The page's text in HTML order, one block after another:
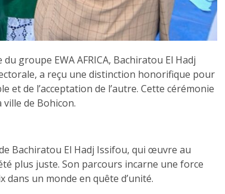
groupe EWA AFRICA, Bachiratou El Hadj
a reçu une distinction honorifique pour
de l’acceptation de l’autre. Cette cérémonie
ville de Bohicon.
Bachiratou El Hadj Issifou, qui œuvre au
plus juste. Son parcours incarne une force
un monde en quête d’unité.